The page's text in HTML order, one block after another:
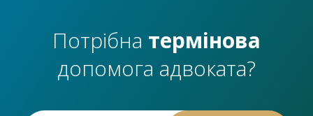
Потрібна термінова
допомога адвоката?